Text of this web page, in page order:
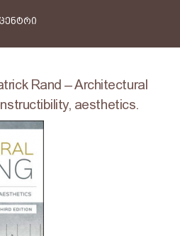
Rand – Architectural
aesthetics.